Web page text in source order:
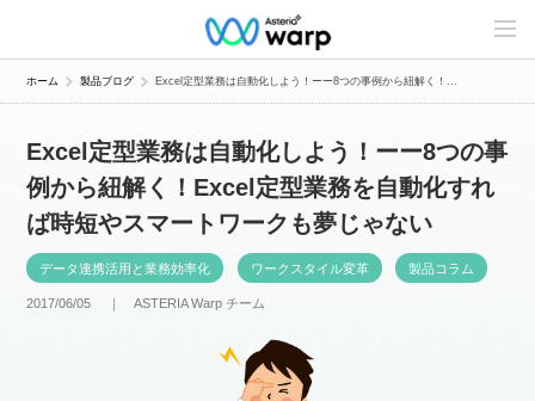
C
n
e
s
ホーム 製品ブログ Excel定型業務は自動化しよう！ーー8つの事例から紐解く！...
Excel定型業務は自動化しよう！ーー8つの事
例から紐解く！Excel定型業務を自動化すれ
ば時短やスマートワークも夢じゃない
データ連携活用と業務効率化 ワークスタイル変革 製品コラム
2017/06/05 ｜ASTERIA Warp チーム